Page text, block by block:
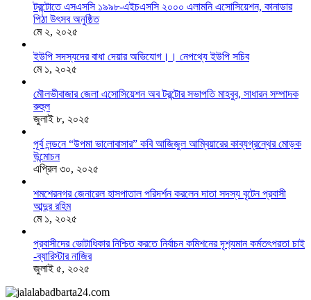
টরন্টোতে এসএসসি ১৯৯৮-এইচএসসি ২০০০ এলামনি এসোসিয়েশন, কানাডার
পিঠা উৎসব অনুষ্ঠিত
মে ২, ২০২৫
ইউপি সদস্যদের বাধা দেয়ার অভিযোগ।। নেপথ্যে ইউপি সচিব
মে ১, ২০২৫
মৌলভীবাজার জেলা এসোসিয়েশন অব টরন্টোর সভাপতি মাহবুব, সাধারন সম্পাদক
রুহুল
জুলাই ৮, ২০২৫
পূর্ব লন্ডনে “উপমা ভালোবাসার” কবি আজিজুল আম্বিয়ারের কাব্যগ্রন্থের মোড়ক
উন্মোচন
এপ্রিল ৩০, ২০২৫
শমশেরনগর জেনারেল হাসপাতাল পরিদর্শন করলেন দাতা সদস্য বৃটেন প্রবাসী
আব্দুর রহিম
মে ১, ২০২৫
প্রবাসীদের ভোটাধিকার নিশ্চিত করতে নির্বাচন কমিশনের দৃশ‍্যমান কর্মতৎপরতা চাই
-ব্যারিস্টার নাজির
জুলাই ৫, ২০২৫